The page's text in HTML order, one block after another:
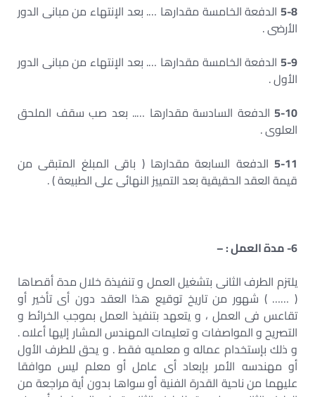
5-8 الدفعة الخامسة مقدارها …. بعد الإنتهاء من مبانى الدور
الأرضى .
5-9 الدفعة الخامسة مقدارها …. بعد الإنتهاء من مبانى الدور
الأول .
5-10 الدفعة السادسة مقدارها ….. بعد صب سقف الملحق
العلوى .
5-11 الدفعة السابعة مقدارها ( باقى المبلغ المتبقى من
قيمة العقد الحقيقية بعد التمييز النهائى على الطبيعة ) .
6- مدة العمل : –
يلتزم الطرف الثانى بتشغيل العمل و تنفيذة خلال مدة أقصاها
( …… ) شهور من تاريخ توقيع هذا العقد دون أى تأخير أو
تقاعس فى العمل ، و يتعهد بتنفيذ العمل بموجب الخرائط و
التصريح و المواصفات و تعليمات المهندس المشار إليها أعلاه .
و ذلك بإستخدام عماله و معلميه فقط . و يحق للطرف الأول
أو مهندسه الأمر بإبعاد أى عامل أو معلم ليس موافقا
عليهما من ناحية القدرة الفنية أو سواها بدون أية مراجعة من